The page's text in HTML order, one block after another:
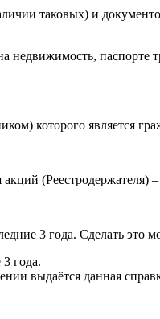
таковых) и
недвижимость,
которого является
(Реестродержателя)
3 года. Сделать это
года.
данная